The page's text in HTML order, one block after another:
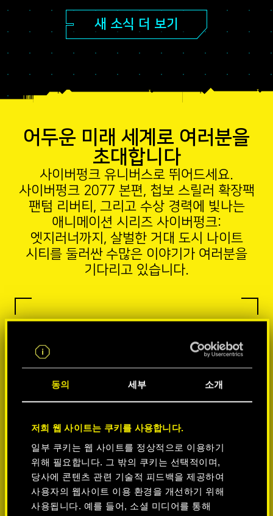
동의 세부 소개
저희 웹 사이트는 쿠키를 사용합니다.
일부 쿠키는 웹 사이트를 정상적으로 이용하기
위해 필요합니다. 그 밖의 쿠키는 선택적이며,
당사에 콘텐츠 관련 기술적 피드백을 제공하여
사용자의 웹사이트 이용 환경을 개선하기 위해
사용됩니다. 예를 들어, 소셜 미디어를 통해
새 소식 더 보기
어두운 미래 세계로 여러분을
초대합니다
사이버펑크 유니버스로 뛰어드세요.
사이버펑크 2077 본편, 첩보 스릴러 확장팩
팬텀 리버티, 그리고 수상 경력에 빛나는
애니메이션 시리즈 사이버펑크:
엣지러너까지, 살벌한 거대 도시 나이트
시티를 둘러싼 수많은 이야기가 여러분을
기다리고 있습니다.